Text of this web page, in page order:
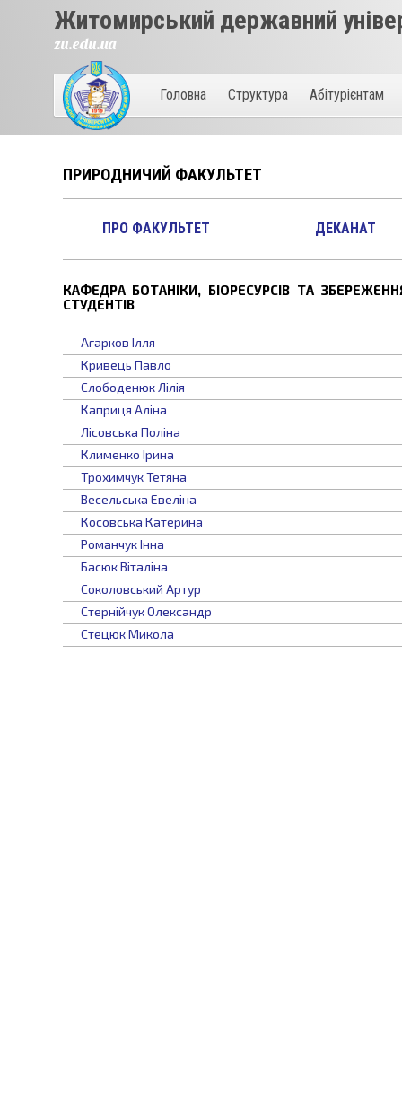
Житомирський державний
zu.edu.ua
Головна Структура Абітурієнтам
ПРИРОДНИЧИЙ ФАКУЛЬТЕТ
ПРО ФАКУЛЬТЕТ ДЕКАНАТ
КАФЕДРА БОТАНІКИ, БІОРЕСУРСІВ ТА
СТУДЕНТІВ
Агарков Ілля
Кривець Павло
Слободенюк Лілія
Каприця Аліна
Лісовська Поліна
Клименко Ірина
Трохимчук Тетяна
Весельська Евеліна
Косовська Катерина
Романчук Інна
Басюк Віталіна
Соколовський Артур
Стернійчук Олександр
Стецюк Микола